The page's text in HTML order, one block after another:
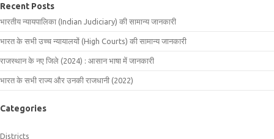
Recent Posts
भारतीय न्यायपालिका (Indian Judiciary) की सामान्य जानकारी
भारत के सभी उच्च न्यायालयों (High Courts) की सामान्य जानकारी
राजस्थान के नए जिले (2024) : आसान भाषा में जानकारी
भारत के सभी राज्य और उनकी राजधानी (2022)
Categories
Districts